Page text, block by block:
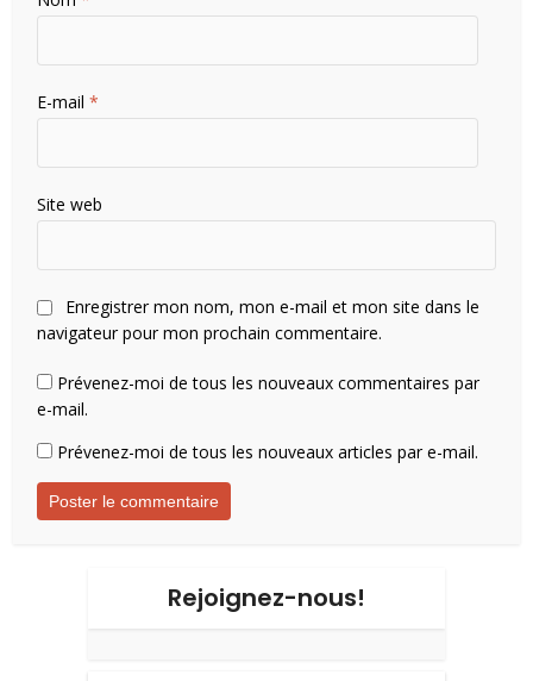
E-mail*
Site web
Enregistrer mon nom, mon e-mail et mon site dans le
navigateur pour mon prochain commentaire.
Prévenez-moi de tous les nouveaux commentaires par
e-mail.
Prévenez-moi de tous les nouveaux articles par e-mail.
Rejoignez-nous!